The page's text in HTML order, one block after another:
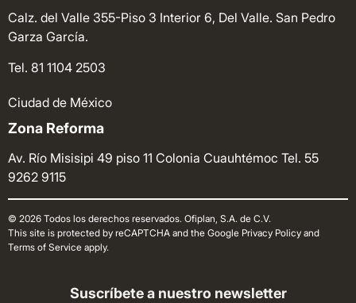
Calz. del Valle 355-Piso 3 Interior 6, Del Valle. San Pedro
Garza García.
Tel. 81 1104 2503
Ciudad de México
Zona Reforma
Av. Río Misisipi 49 piso 11 Colonia Cuauhtémoc Tel. 55
9262 9115
© 2026 Todos los derechos reservados. Ofiplan, S.A. de C.V.
This site is protected by reCAPTCHA and the Google Privacy Policy and
Terms of Service apply.
Suscríbete a nuestro newsletter